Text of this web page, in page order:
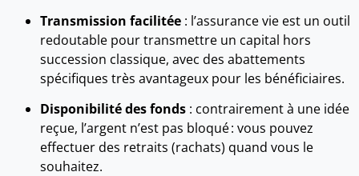
Transmission facilitée : l’assurance vie est un outil
redoutable pour transmettre un capital hors
succession classique, avec des abattements
spécifiques très avantageux pour les bénéficiaires.
Disponibilité des fonds : contrairement à une idée
reçue, l’argent n’est pas bloqué : vous pouvez
effectuer des retraits (rachats) quand vous le
souhaitez.